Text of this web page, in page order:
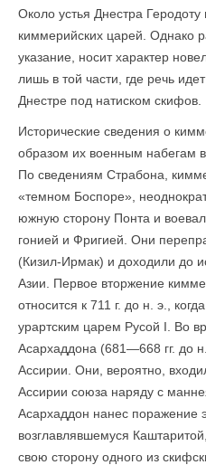
Около устья Днестра
киммерийских царей. Однако
указание, носит характер
лишь в той части, где речь
Днестре под натиском скифов.
Исторические сведения о
образом их военным
По сведениям Страбона,
«темном Боспоре»,
южную сторону Понта и
гонией и Фригией. Они
(Кизил-Ирмак) и доходили до
Азии. Первое вторжение
относится к 711 г. до н. э.,
урартским царем Русой I. Во
Асархаддона (681—668 гг. до
Ассирии. Они, вероятно,
Ассирии союза наряду с
Асархаддон нанес поражение
возглавлявшемуся
свою сторону одного из